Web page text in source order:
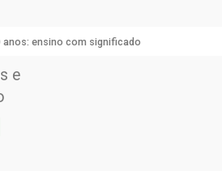
anos: ensino com significado
e